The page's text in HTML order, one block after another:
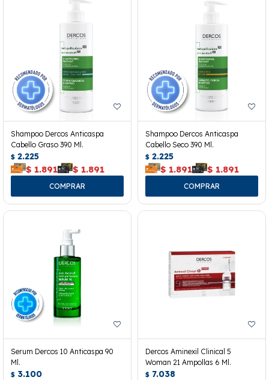
Shampoo Dercos Anticaspa
Cabello Graso 390 Ml.
$ 2.225
$ 1.891 $ 1.891
Shampoo Dercos Anticaspa
Cabello Seco 390 Ml.
$ 2.225
$ 1.891 $ 1.891
Serum Dercos 10 Anticaspa 90
Ml.
$ 3.100
Dercos Aminexil Clinical 5
Woman 21 Ampollas 6 Ml.
$ 7.038